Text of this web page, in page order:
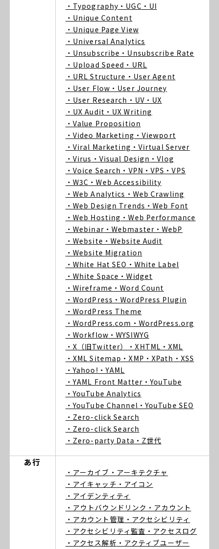
・Typography ・UGC ・UI
・Unique Content
・Unique Page View
・Universal Analytics
・Unsubscribe ・Unsubscribe Rate
・Upload Speed ・URL
・URL Structure ・User Agent
・User Flow ・User Journey
・User Research ・UV ・UX
・UX Audit ・UX Writing
・Value Proposition
・Video Marketing ・Viewport
・Viral Marketing ・Virtual Server
・Virus ・Visual Design ・Vlog
・Voice Search ・VPN ・VPS ・VPS
・W3C ・Web Accessibility
・Web Analytics ・Web Crawling
・Web Design Trends ・Web Font
・Web Hosting ・Web Performance
・Webinar ・Webmaster ・WebP
・Website ・Website Audit
・Website Migration
・White Hat SEO ・White Label
・White Space ・Widget
・Wireframe ・Word Count
・WordPress ・WordPress Plugin
・WordPress Theme
・WordPress.com ・WordPress.org
・Workflow ・WYSIWYG
・X（旧Twitter）
・XHTML ・XML
・XML Sitemap ・XMP ・XPath ・XSS
・Yahoo! ・YAML
・YAML Front Matter ・YouTube
・YouTube Analytics
・YouTube Channel ・YouTube SEO
・Zero-click Search
・Zero-click Search
・Zero-party Data ・Z世代
あ行
・アーカイブ ・アーキテクチャ
・アイキャッチ ・アイコン
・アイデンティティ
・アウトバウンドリンク ・アカウント
・アカウント管理 ・アクセシビリティ
・アクセシビリティ監査 ・アクセスログ
・アクセス解析 ・アクティブユーザー